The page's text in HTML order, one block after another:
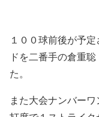
１００球前後が予
ドを二番手の倉重
た。
また大会ナンバー